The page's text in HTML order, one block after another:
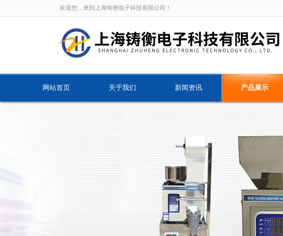
欢迎您，来到上海铸衡电子科技有限公司！
网站首页 关于我们 新闻资讯 产品展示